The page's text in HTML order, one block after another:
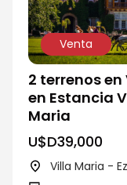
Venta
2 terrenos
en Estancia
Maria
U$D39,000
Villa Maria -